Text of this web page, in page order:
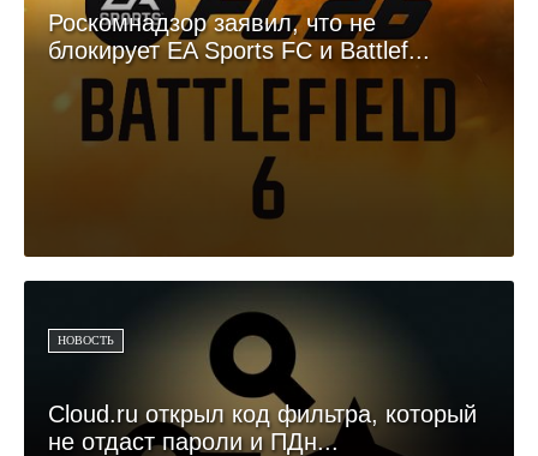
Роскомнадзор заявил, что не
блокирует EA Sports FC и Battlef...
НОВОСТЬ
Cloud.ru открыл код фильтра, который
не отдаст пароли и ПДн...